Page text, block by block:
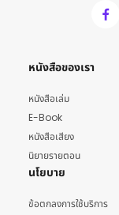
หนังสือของเรา
หนังสือเล่ม
E-Book
หนังสือเสียง
นิยายรายตอน
นโยบาย
ข้อตกลงการใช้บริการ